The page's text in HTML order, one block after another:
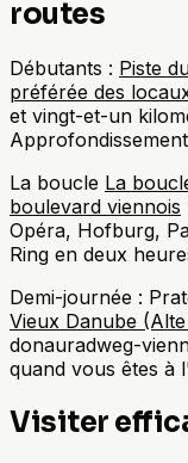
routes
Débutants : Piste
préférée des
et vingt-et-un
La boucle La
boulevard viennois
Opéra, Hofburg,
Ring en deux
Demi-journée :
Vieux Danube
donauradweg-
quand vous êtes à
Visiter